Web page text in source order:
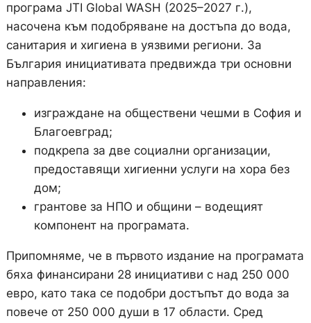
програма JTI Global WASH (2025–2027 г.),
насочена към подобряване на достъпа до вода,
санитария и хигиена в уязвими региони. За
България инициативата предвижда три основни
направления:
изграждане на обществени чешми в София и
Благоевград;
подкрепа за две социални организации,
предоставящи хигиенни услуги на хора без
дом;
грантове за НПО и общини – водещият
компонент на програмата.
Припомняме, че в първото издание на програмата
бяха финансирани 28 инициативи с над 250 000
евро, като така се подобри достъпът до вода за
повече от 250 000 души в 17 области. Сред